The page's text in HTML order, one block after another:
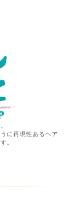
に再現性あるヘア
。